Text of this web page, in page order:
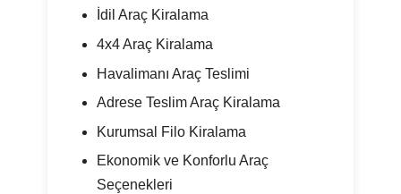
İdil Araç Kiralama
4x4 Araç Kiralama
Havalimanı Araç Teslimi
Adrese Teslim Araç Kiralama
Kurumsal Filo Kiralama
Ekonomik ve Konforlu Araç
Seçenekleri